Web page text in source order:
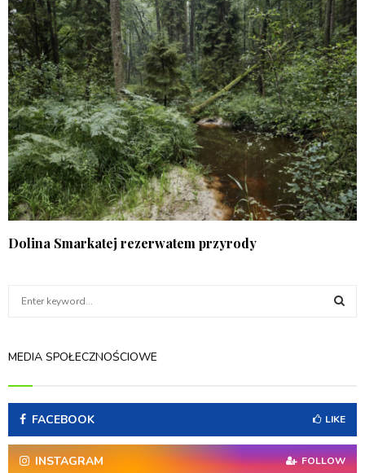
Dolina Smarkatej rezerwatem przyrody
c
:
C
MEDIA SPOŁECZNOŚCIOWE
FACEBOOK LIKE
INSTAGRAM FOLLOW